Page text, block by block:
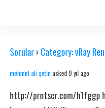
Sorular›Category: vRay
mehmet ali çetinasked 9 yıl ago
http://prntscr.com/h1fggp